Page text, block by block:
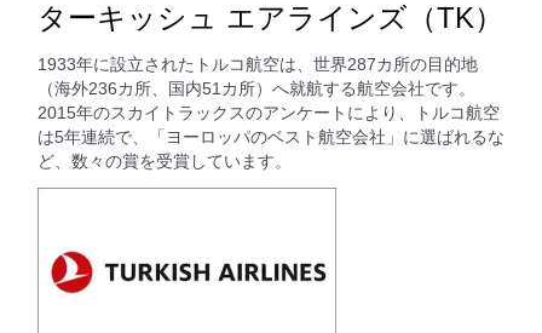
ターキッシュ エアラインズ（TK）
1933年に設立されたトルコ航空は、世界287カ所の目的地
（海外236カ所、国内51カ所）へ就航する航空会社です。
2015年のスカイトラックスのアンケートにより、トルコ航空
は5年連続で、「ヨーロッパのベスト航空会社」に選ばれるな
ど、数々の賞を受賞しています。